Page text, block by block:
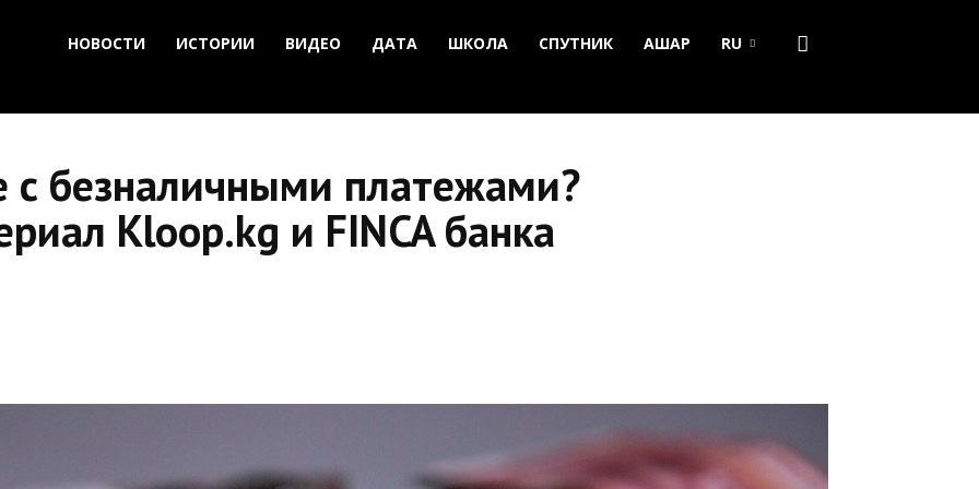
НОВОСТИ ИСТОРИИ ВИДЕО ДАТА ШКОЛА СПУТНИК АШАР RU
с безналичными платежами?
Kloop.kg и FINCA банка